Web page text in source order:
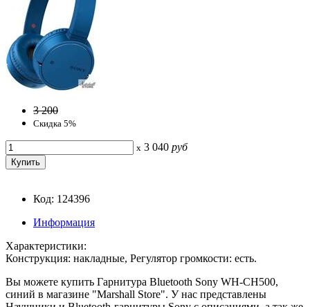
3 200
Скидка 5%
x 3 040 руб
Код: 124396
Информация
Характеристики:
Конструкция: накладные, Регулятор громкости: есть.
Вы можете купить Гарнитура Bluetooth Sony WH-CH500,
синий в магазине "Marshall Store". У нас представлены